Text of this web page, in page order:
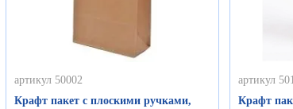
артикул 50002
Крафт пакет с плоскими ручками,
артикул
Крафт